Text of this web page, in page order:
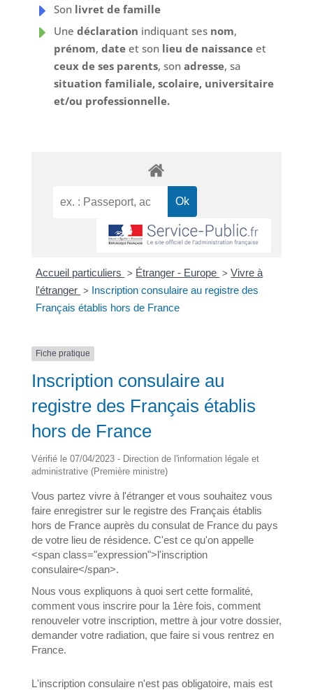
E Son livret de famille
E Une déclaration indiquant ses nom,
prénom, dateet son lieu de naissanceet
ceux de ses parents, son adresse, sa
situation familiale, scolaire, universitaire
et/ou professionnelle.
Accueil particuliers > Étranger - Europe > Vivre à
l'étranger > Inscription consulaire au registre des
Français établis hors de France
Fiche pratique
Inscription consulaire au
registre des Français établis
hors de France
Vérifié le 07/04/2023 - Direction de l'information légale et
administrative (Première ministre)
Vous partez vivre à l'étranger et vous souhaitez vous
faire enregistrer sur le registre des Français établis
hors de France auprès du consulat de France du pays
de votre lieu de résidence. C'est ce qu'on appelle
<span class="expression">l'inscription
consulaire</span>.
Nous vous expliquons à quoi sert cette formalité,
comment vous inscrire pour la 1ère fois, comment
renouveler votre inscription, mettre à jour votre dossier,
demander votre radiation, que faire si vous rentrez en
France.
L'inscription consulaire n'est pas obligatoire, mais est